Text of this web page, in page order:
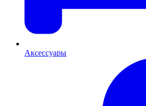
Аксессуары